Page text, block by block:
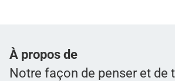
À propos de
Notre façon de penser et de